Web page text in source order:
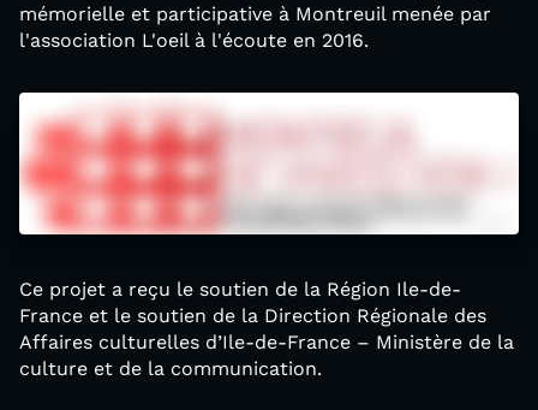
mémorielle et participative à Montreuil menée par
l'association L'oeil à l'écoute en 2016.
Ce projet a reçu le soutien de la Région Ile-de-
France et le soutien de la Direction Régionale des
Affaires culturelles d’Ile-de-France – Ministère de la
culture et de la communication.